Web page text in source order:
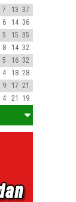
7 13 37
6 14 36
5 15 35
8 14 32
5 16 32
4 18 28
9 17 21
4 21 19